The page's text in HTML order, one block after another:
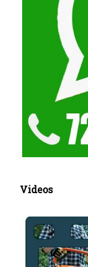
Videos